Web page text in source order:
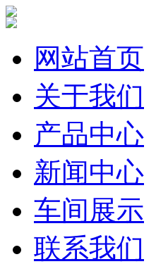
网站首页
关于我们
产品中心
新闻中心
车间展示
联系我们